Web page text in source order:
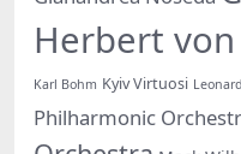
Herbert von
Karl Bohm Kyiv Virtuosi
Philharmonic